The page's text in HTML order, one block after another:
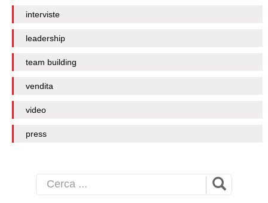
interviste
leadership
team building
vendita
video
press